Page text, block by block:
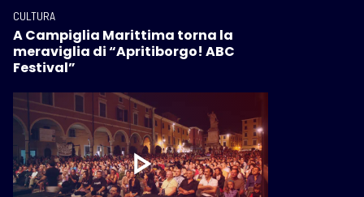
CULTURA
A Campiglia Marittima torna la
meraviglia di “Apritiborgo! ABC
Festival”